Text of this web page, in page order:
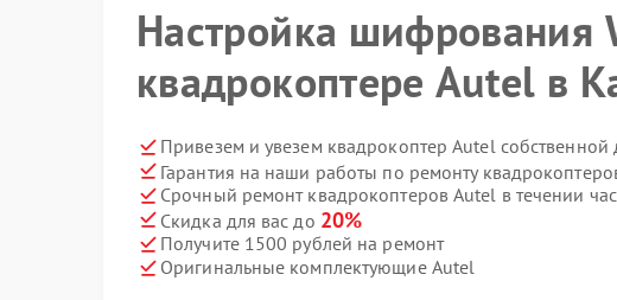
Настройка шифрования
квадрокоптере Autel в
Привезем и увезем квадрокоптер Autel собственной
Гарантия на наши работы по ремонту
Срочный ремонт квадрокоптеров Autel в течении
Скидка для вас до 20%
Получите 1500 рублей на ремонт
Оригинальные комплектующие Autel